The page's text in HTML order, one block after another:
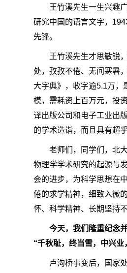
王竹溪先生一生兴趣
研究中国的语言文字，
先锋。
王竹溪先生才思敏锐
处，孜孜不倦、无间寒暑
大字典》，收字逾5.1万，
模，需耗资上百万元，投
译出版公司和电子工业出
的学术造诣，而且具有超
老师们，同学们，北
物理学学术研究的起源与
会的进步，为科学思想在
倦的求学精神，细致入微
怀、科学精神、长期坚持
今天，我们隆重纪念
“千秋耻，终当雪，中兴业
卢沟桥事变后，国家